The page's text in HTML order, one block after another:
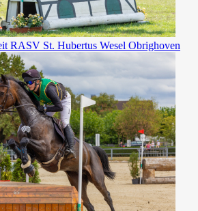
RASV St. Hubertus Wesel Obrighoven